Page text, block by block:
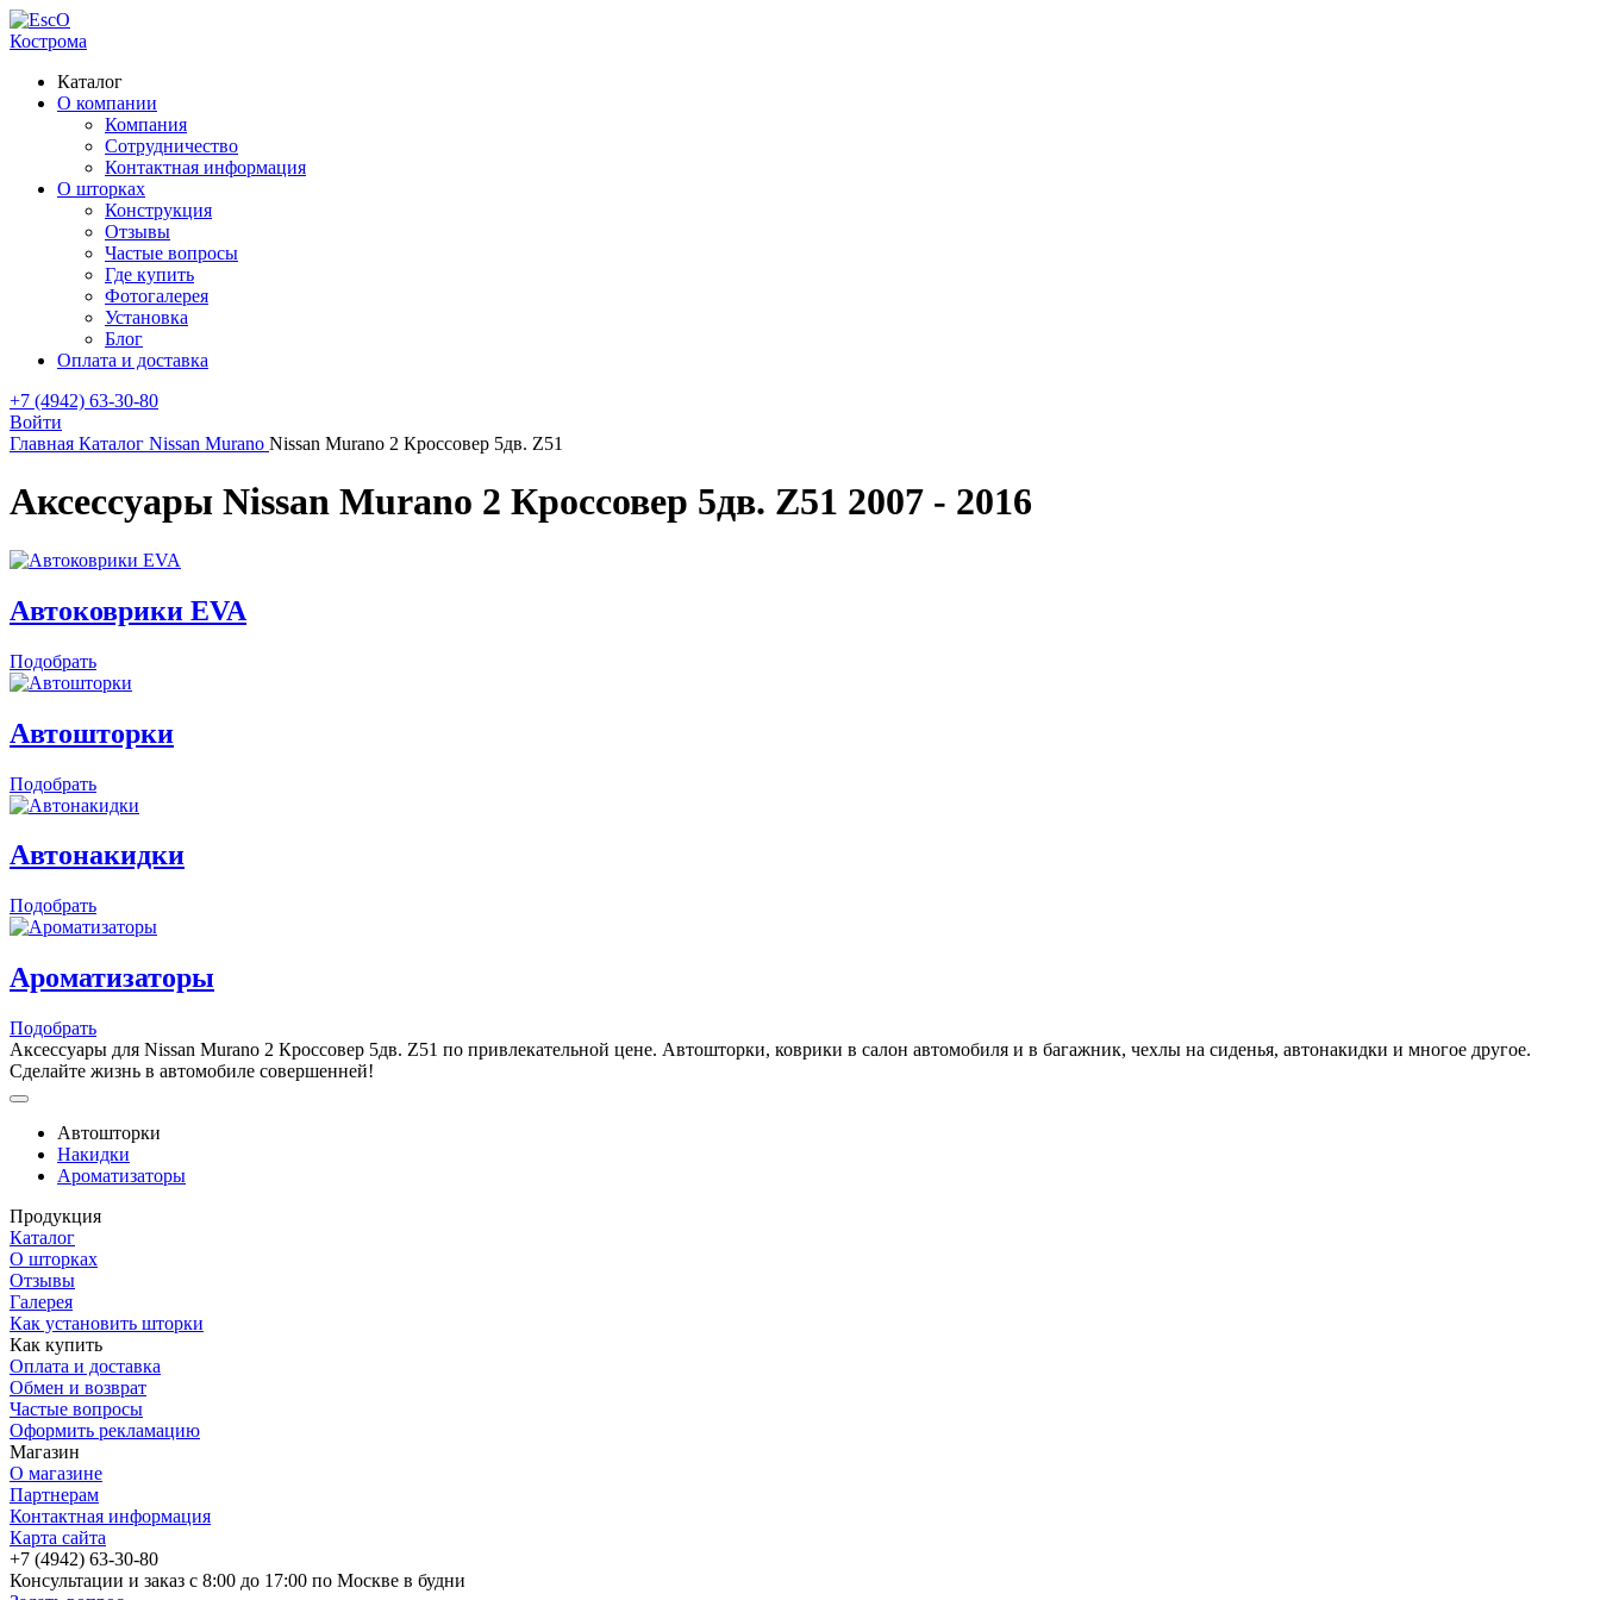
Кострома
Каталог
О компании
Компания
Сотрудничество
Контактная информация
О шторках
Конструкция
Отзывы
Частые вопросы
Где купить
Фотогалерея
Установка
Блог
Оплата и доставка
+7 (4942) 63-30-80
Войти
Главная Каталог Nissan Murano Nissan Murano 2 Кроссовер 5дв. Z51
Аксессуары Nissan Murano 2 Кроссовер 5дв. Z51 2007 - 2016
Автоковрики EVA
Подобрать
Автошторки
Подобрать
Автонакидки
Подобрать
Ароматизаторы
Подобрать
Аксессуары для Nissan Murano 2 Кроссовер 5дв. Z51 по привлекательной цене. Автошторки, коврики в салон автомобиля и в багажник, чехлы на сиденья, автонакидки и многое другое.
Сделайте жизнь в автомобиле совершенней!
Автошторки
Накидки
Ароматизаторы
Продукция
Каталог
О шторках
Отзывы
Галерея
Как установить шторки
Как купить
Оплата и доставка
Обмен и возврат
Частые вопросы
Оформить рекламацию
Магазин
О магазине
Партнерам
Контактная информация
Карта сайта
+7 (4942) 63-30-80
Консультации и заказ с 8:00 до 17:00 по Москве в будни